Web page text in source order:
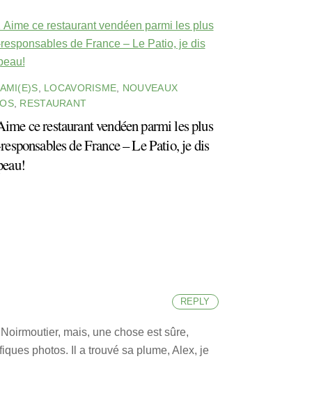
LOCAVORISME
NOUVEAUX
, RESTAURANT
ce restaurant vendéen parmi les plus
de France – Le Patio, je dis
mais, une chose est sûre,
photos. Il a trouvé sa plume, Alex, je
REPLY